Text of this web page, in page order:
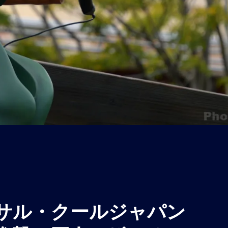
ル・クールジャパン